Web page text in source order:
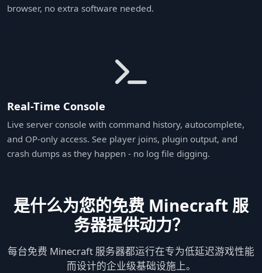
browser, no extra software needed.
Real-Time Console
Live server console with command history, autocomplete,
and OP-only access. See player joins, plugin output, and
crash dumps as they happen - no log file digging.
是什么为您的免费 Minecraft 服
务器提供动力？
每台免费 Minecraft 服务器都运行在专为低延迟游戏性能
而设计的企业级基础设施上。